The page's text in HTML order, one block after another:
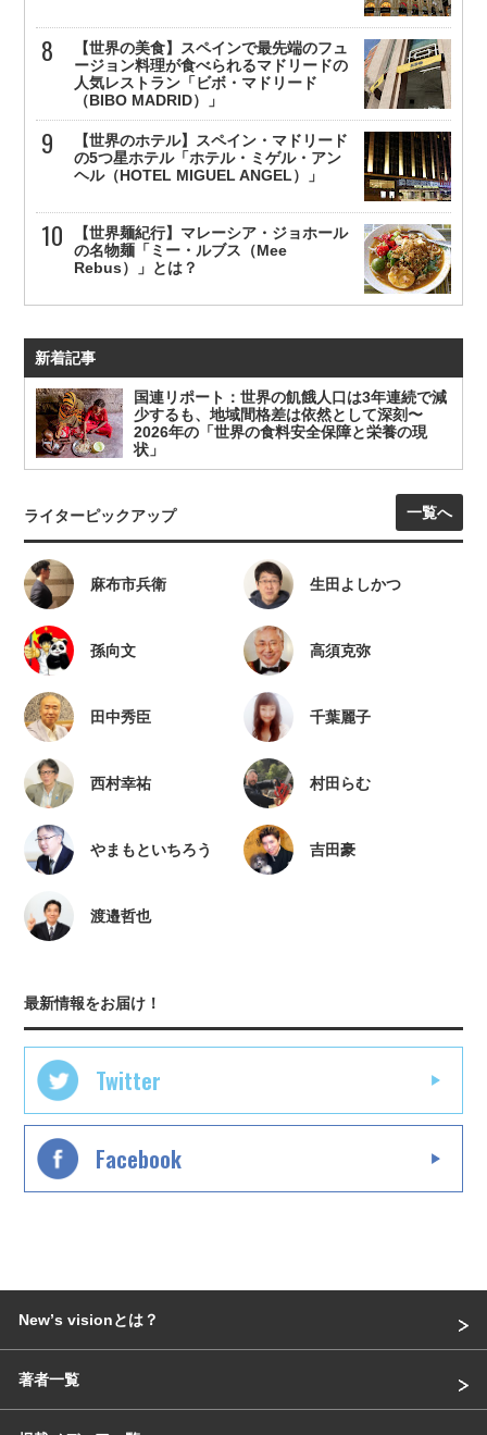
【世界の美食】スペインで最先端のフュ
ージョン料理が食べられるマドリードの
人気レストラン「ビボ・マドリード
（BIBO MADRID）」
【世界のホテル】スペイン・マドリード
の5つ星ホテル「ホテル・ミゲル・アン
ヘル（HOTEL MIGUEL ANGEL）」
【世界麺紀行】マレーシア・ジョホール
の名物麺「ミー・ルブス（Mee
Rebus）」とは？
新着記事
国連リポート：世界の飢餓人口は3年連続で減
少するも、地域間格差は依然として深刻〜
2026年の「世界の食料安全保障と栄養の現
状」
ライターピックアップ 一覧へ
麻布市兵衛 生田よしかつ
孫向文 高須克弥
田中秀臣 千葉麗子
西村幸祐 村田らむ
やまもといちろう 吉田豪
渡邉哲也
最新情報をお届け！
Twitter
Facebook
Newʼs visionとは？
著者一覧